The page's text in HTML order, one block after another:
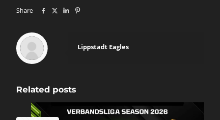
Share
Lippstadt Eagles
Related posts